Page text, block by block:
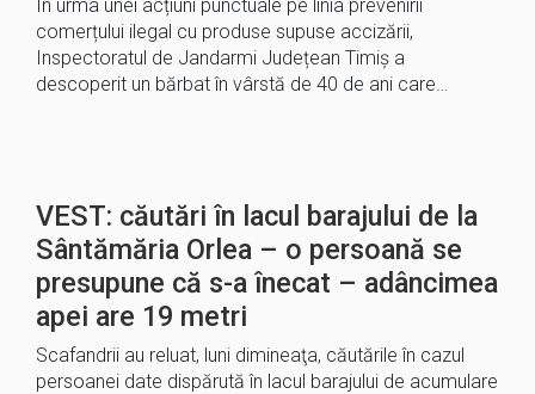
În urma unei acțiuni punctuale pe linia prevenirii
comerțului ilegal cu produse supuse accizării,
Inspectoratul de Jandarmi Județean Timiș a
descoperit un bărbat în vârstă de 40 de ani care…
VEST: căutări în lacul barajului de la
Sântămăria Orlea – o persoană se
presupune că s-a înecat – adâncimea
apei are 19 metri
Scafandrii au reluat, luni dimineaţa, căutările în cazul
persoanei date dispărută în lacul barajului de acumulare